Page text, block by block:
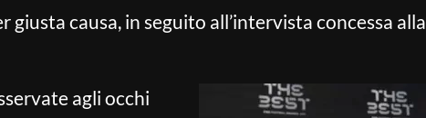
causa, in seguito all’intervista concessa alla
agli occhi